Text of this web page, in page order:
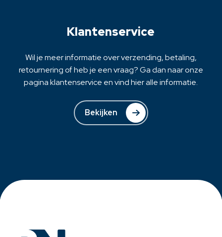
Klantenservice
Wil je meer informatie over verzending, betaling,
retournering of heb je een vraag? Ga dan naar onze
pagina klantenservice en vind hier alle informatie.
Bekijken